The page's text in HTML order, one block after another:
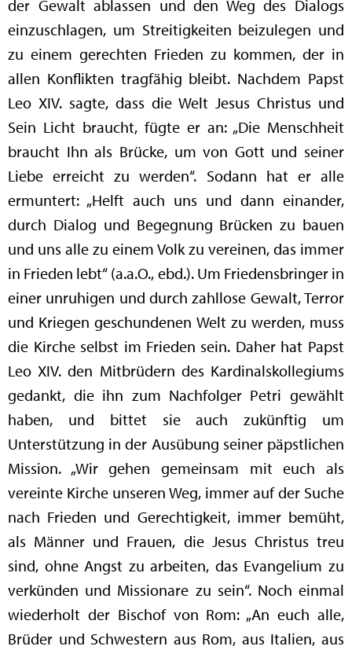
der Gewalt ablassen und den Weg des Dialogs
einzuschlagen, um Streitigkeiten beizulegen und
zu einem gerechten Frieden zu kommen, der in
allen Konflikten tragfähig bleibt. Nachdem Papst
Leo XIV. sagte, dass die Welt Jesus Christus und
Sein Licht braucht, fügte er an: „Die Menschheit
braucht Ihn als Brücke, um von Gott und seiner
Liebe erreicht zu werden“. Sodann hat er alle
ermuntert: „Helft auch uns und dann einander,
durch Dialog und Begegnung Brücken zu bauen
und uns alle zu einem Volk zu vereinen, das immer
in Frieden lebt“ (a.a.O., ebd.). Um Friedensbringer in
einer unruhigen und durch zahllose Gewalt, Terror
und Kriegen geschundenen Welt zu werden, muss
die Kirche selbst im Frieden sein. Daher hat Papst
Leo XIV. den Mitbrüdern des Kardinalskollegiums
gedankt, die ihn zum Nachfolger Petri gewählt
haben, und bittet sie auch zukünftig um
Unterstützung in der Ausübung seiner päpstlichen
Mission. „Wir gehen gemeinsam mit euch als
vereinte Kirche unseren Weg, immer auf der Suche
nach Frieden und Gerechtigkeit, immer bemüht,
als Männer und Frauen, die Jesus Christus treu
sind, ohne Angst zu arbeiten, das Evangelium zu
verkünden und Missionare zu sein“. Noch einmal
wiederholt der Bischof von Rom: „An euch alle,
Brüder und Schwestern aus Rom, aus Italien, aus